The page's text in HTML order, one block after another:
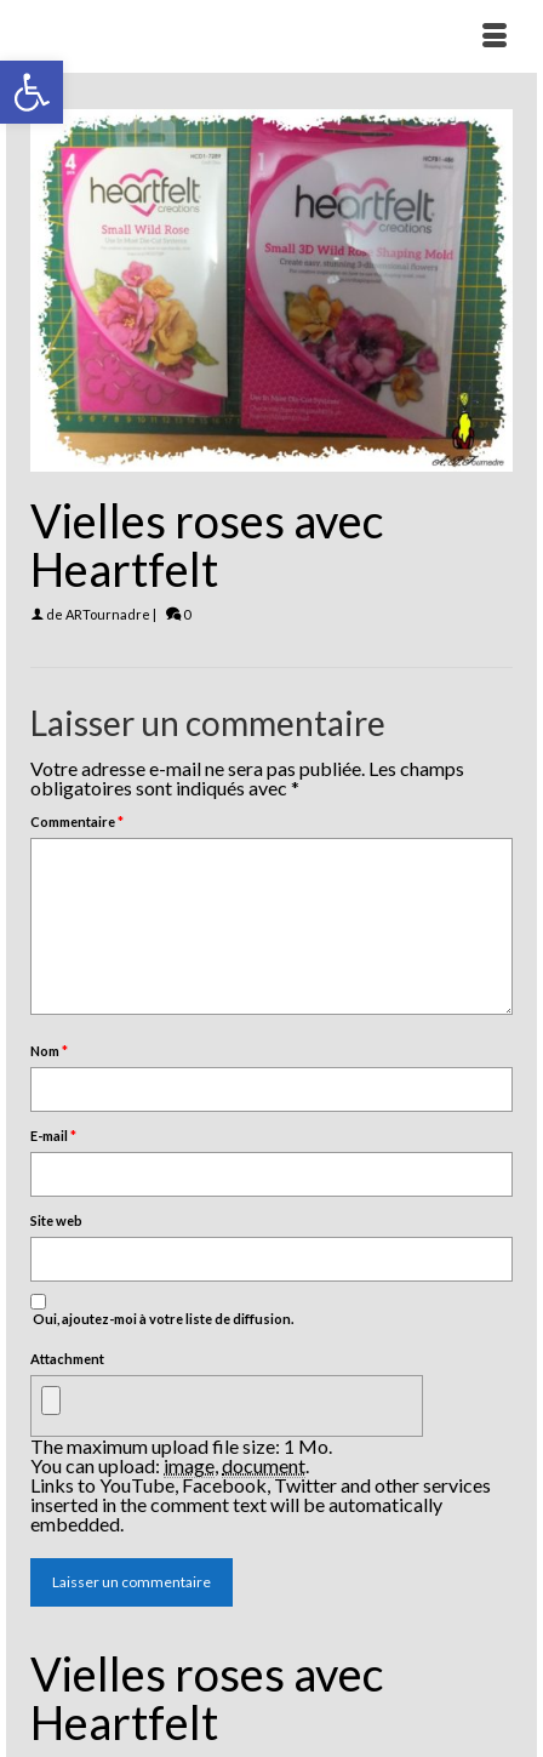
Ouvrir la barre d’outils
Vielles roses avec
Heartfelt
de ARTournadre | 0
Laisser un commentaire
Votre adresse e-mail ne sera pas publiée. Les champs
obligatoires sont indiqués avec *
Commentaire*
Nom*
E-mail*
Site web
Oui, ajoutez-moi à votre liste de diffusion.
Attachment
The maximum upload file size: 1 Mo.
You can upload:image document
Links to YouTube, Facebook, Twitter and other services
inserted in the comment text will be automatically
embedded.
Vielles roses avec
Heartfelt